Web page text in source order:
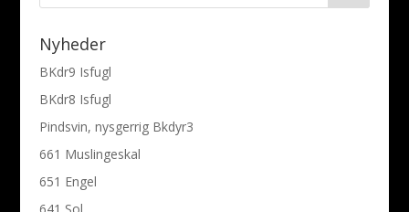
Nyheder
BKdr9 Isfugl
BKdr8 Isfugl
Pindsvin, nysgerrig Bkdyr3
661 Muslingeskal
651 Engel